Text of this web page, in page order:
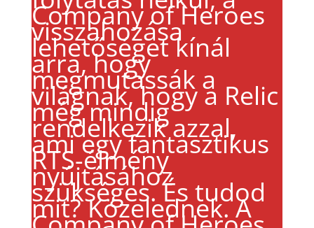
Company of Heroes
visszahozása
lehetőséget kínál
arra, hogy
megmutassák a
világnak, hogy a Relic
még mindig
rendelkezik azzal,
ami egy fantasztikus
RTS-élmény
nyújtásához
szükséges. És tudod
mit? Közelednek. A